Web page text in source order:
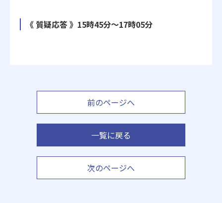
《 質疑応答 》15時45分～17時05分
前のページへ
一覧に戻る
次のページへ